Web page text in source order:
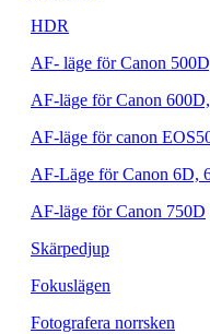
HDR
AF- läge för Canon
AF-läge för Canon
AF-läge för canon
AF-Läge för Canon 6D,
AF-läge för Canon 750D
Skärpedjup
Fokuslägen
Fotografera norrsken